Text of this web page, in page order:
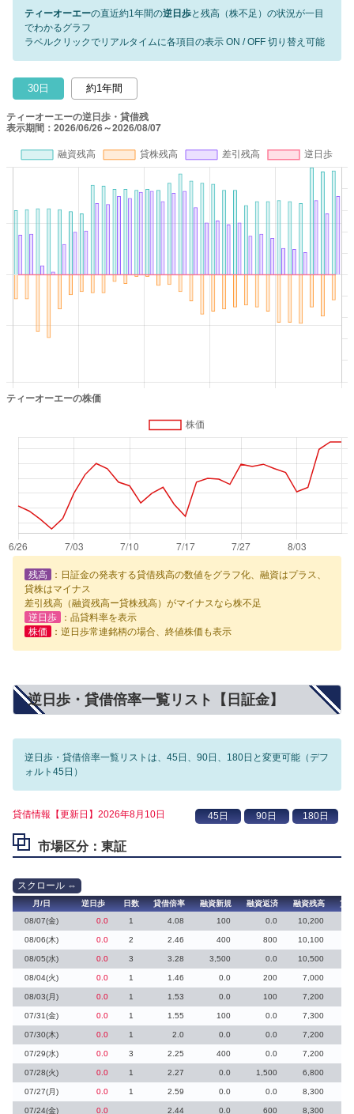
ティーオーエーの直近約1年間の逆日歩と残高（株不足）の状況が一目
でわかるグラフ
ラベルクリックでリアルタイムに各項目の表示 ON / OFF 切り替え可能
30日 約1年間
残高
：日証金の発表する貸借残高の数値をグラフ化、融資はプラス、
貸株はマイナス
差引残高（融資残高ー貸株残高）がマイナスなら株不足
逆日歩
：品貸料率を表示
株価
：逆日歩常連銘柄の場合、終値株価も表示
逆日歩・貸借倍率一覧リスト【日証金】
逆日歩・貸借倍率一覧リストは、45日、90日、180日と変更可能（デフ
ォルト45日）
貸借情報【更新日】2026年8月10日
市場区分：東証
月/日 逆日歩 日数 貸借倍率 融資新規 融資返済 融資残高
貸
08/07(金)
0.0 1 4.08 100 0.0 10,200
08/06(木) 0.0 2 2.46 400 800 10,100
08/05(水) 0.0 3 3.28 3,500 0.0 10,500
08/04(火) 0.0 1 1.46 0.0 200 7,000
08/03(月) 0.0 1 1.53 0.0 100 7,200
07/31(金) 0.0 1 1.55 100 0.0 7,300
07/30(木) 0.0 1 2.0 0.0 0.0 7,200
07/29(水) 0.0 3 2.25 400 0.0 7,200
07/28(火) 0.0 1 2.27 0.0 1,500 6,800
07/27(月) 0.0 1 2.59 0.0 0.0 8,300
07/24(金) 0.0 2.44 0.0 600 8,300